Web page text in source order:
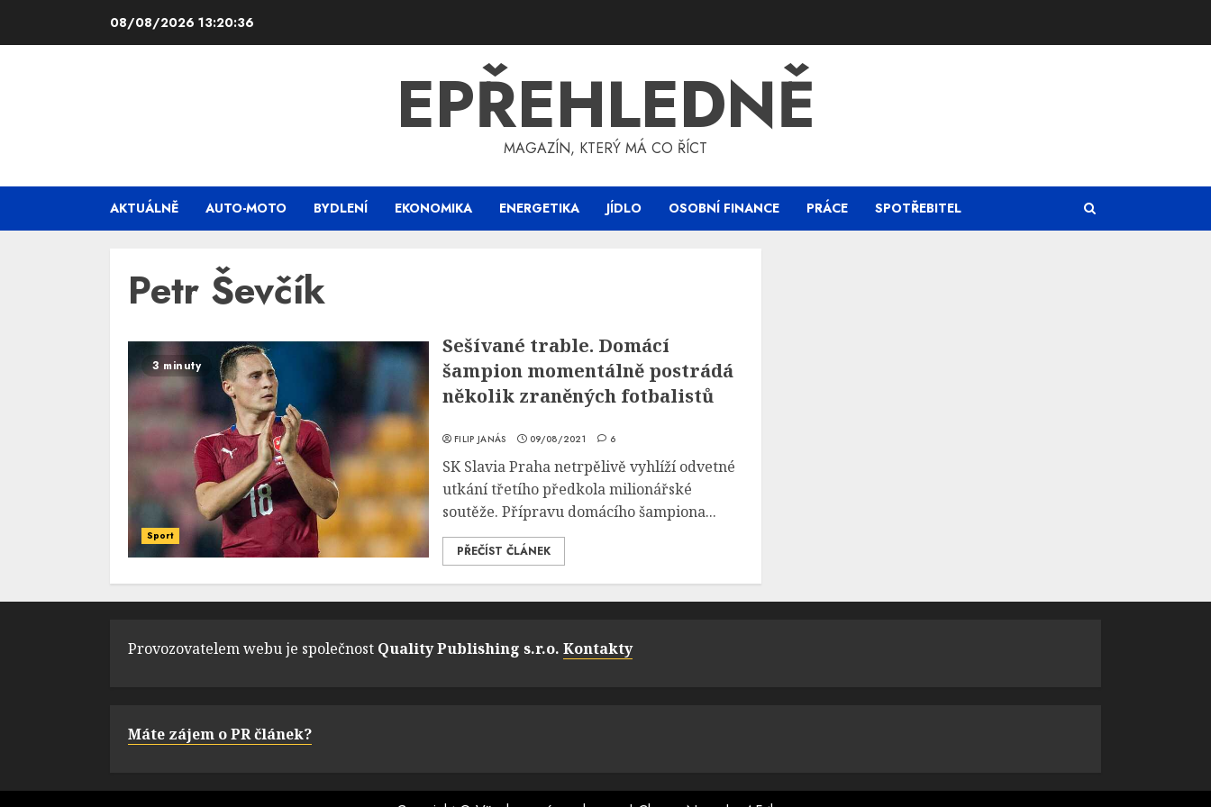
08/08/2026 13:20:36
EPŘEHLEDNĚ
MAGAZÍN, KTERÝ MÁ CO ŘÍCT
AKTUÁLNĚ AUTO-MOTO BYDLENÍ EKONOMIKA ENERGETIKA JÍDLO OSOBNÍ FINANCE PRÁCE SPOTŘEBITEL
Petr Ševčík
3 minuty
Sport
Sešívané trable. Domácí
šampion momentálně postrádá
několik zraněných fotbalistů
FILIP JANÁS 09/08/2021 6
SK Slavia Praha netrpělivě vyhlíží odvetné
utkání třetího předkola milionářské
soutěže. Přípravu domácího šampiona...
PŘEČÍST ČLÁNEK
Provozovatelem webu je společnost Quality Publishing s.r.o. Kontakty
Máte zájem o PR článek?